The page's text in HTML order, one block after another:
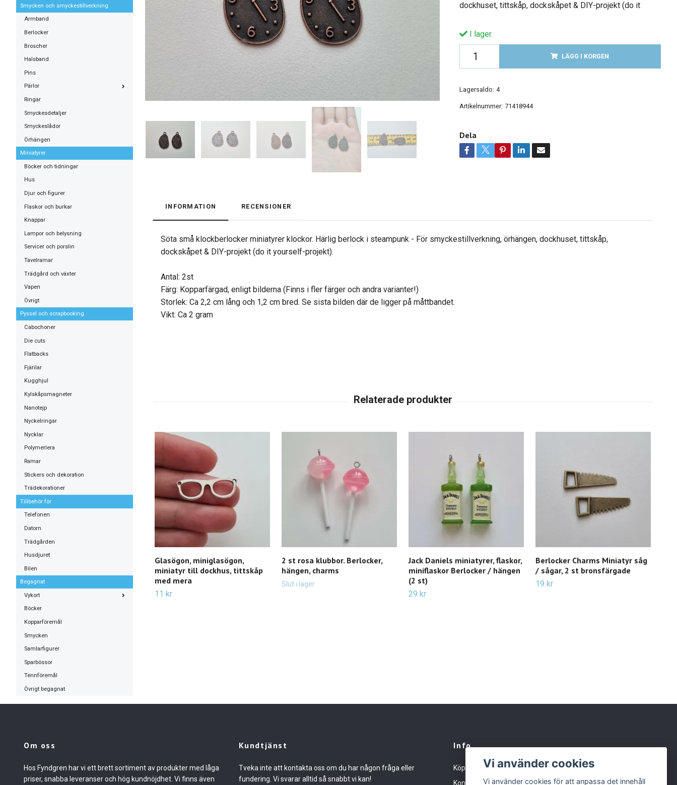
Smycken och smyckestillverkning
Armband
Berlocker
Broscher
Halsband
Pins
Pärlor
Ringar
Smyckesdetaljer
Smyckeslådor
Örhängen
Miniatyrer
Böcker och tidningar
Hus
Djur och figurer
Flaskor och burkar
Knappar
Lampor och belysning
Servicer och porslin
Tavelramar
Trädgård och växter
Vapen
Övrigt
Pyssel och scrapbooking
Cabochoner
Die cuts
Flatbacks
Fjärilar
Kugghjul
Kylskåpsmagneter
Nanotejp
Nyckelringar
Nycklar
Polymerlera
Ramar
Stickers och dekoration
Trädekorationer
Tillbehör för
Telefonen
Datorn
Trädgården
Husdjuret
Bilen
Begagnat
Vykort
Böcker
Kopparföremål
Smycken
Samlarfigurer
Sparbössor
Tennföremål
Övrigt begagnat
dockhuset, tittskåp, dockskåpet & DIY-projekt (do it
I lager.
LÄGG I KORGEN
Lagersaldo: 4
Artikelnummer: 71418944
Dela
INFORMATION RECENSIONER
Söta små klockberlocker miniatyrer klockor. Härlig berlock i steampunk - För smyckestillverkning, örhängen, dockhuset, tittskåp,
dockskåpet & DIY-projekt (do it yourself-projekt).
Antal: 2st
Färg: Kopparfärgad, enligt bilderna (Finns i fler färger och andra varianter!)
Storlek: Ca 2,2 cm lång och 1,2 cm bred. Se sista bilden där de ligger på måttbandet.
Vikt: Ca 2 gram
Glasögon, miniglasögon,
miniatyr till dockhus, tittskåp
med mera
11 kr
2 st rosa klubbor. Berlocker,
hängen, charms
Slut i lager
Jack Daniels miniatyrer, flaskor,
miniflaskor Berlocker / hängen
(2 st)
29 kr
Berlocker Charms Miniatyr såg
/ sågar, 2 st bronsfärgade
19 kr
Om oss
Hos Fyndgren har vi ett brett sortiment av produkter med låga
priser, snabba leveranser och hög kundnöjdhet. Vi finns även
Kundtjänst
Tveka inte att kontakta oss om du har någon fråga eller
fundering. Vi svarar alltid så snabbt vi kan!
Info
Köpvillkor
Kontakt
Vi använder cookies
Vi använder cookies för att anpassa det innehåll